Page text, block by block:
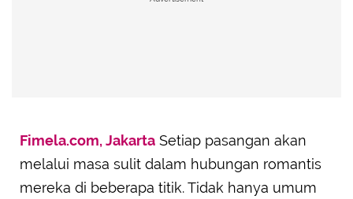
Fimela.com, Jakarta Setiap pasangan akan
melalui masa sulit dalam hubungan romantis
mereka di beberapa titik. Tidak hanya umum